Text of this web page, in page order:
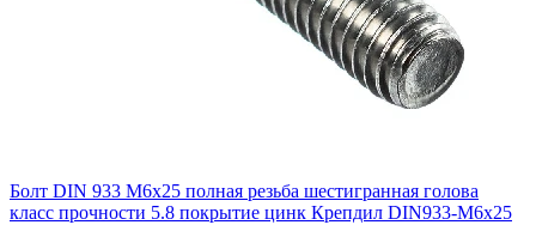
Болт DIN 933 М6х25 полная резьба шестигранная голова
класс прочности 5.8 покрытие цинк Крепдил DIN933-М6x25